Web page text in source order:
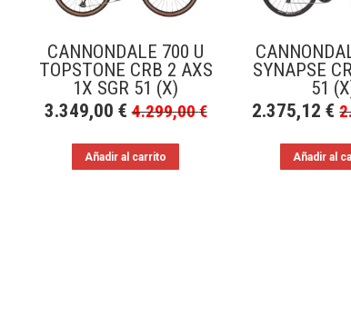
CANNONDALE 700 U
TOPSTONE CRB 2 AXS
1X SGR 51 (X)
3.349,00 € 4.299,00€
Añadir al carrito
SYNAPSE
51
2.375,12€
Añadir al